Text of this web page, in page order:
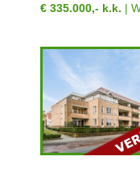
€ 335.000,- k.k. |